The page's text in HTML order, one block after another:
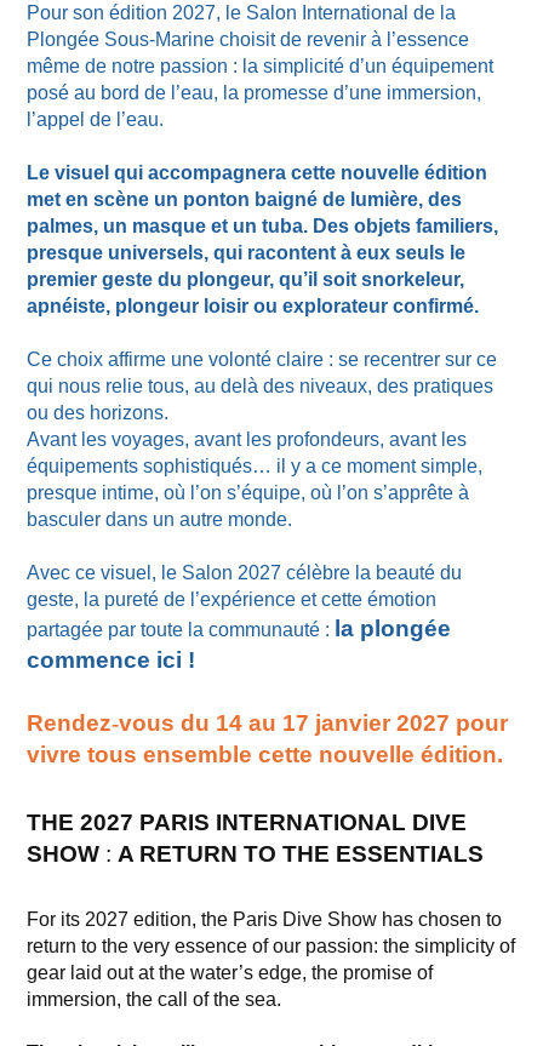
Pour son édition 2027, le Salon International de la
Plongée Sous-Marine choisit de revenir à l’essence
même de notre passion : la simplicité d’un équipement
posé au bord de l’eau, la promesse d’une immersion,
l’appel de l’eau.
Le visuel qui accompagnera cette nouvelle édition
met en scène un ponton baigné de lumière, des
palmes, un masque et un tuba. Des objets familiers,
presque universels, qui racontent à eux seuls le
premier geste du plongeur, qu’il soit snorkeleur,
apnéiste, plongeur loisir ou explorateur confirmé.
Ce choix affirme une volonté claire : se recentrer sur ce
qui nous relie tous, au delà des niveaux, des pratiques
ou des horizons.
Avant les voyages, avant les profondeurs, avant les
équipements sophistiqués… il y a ce moment simple,
presque intime, où l’on s’équipe, où l’on s’apprête à
basculer dans un autre monde.
Avec ce visuel, le Salon 2027 célèbre la beauté du
geste, la pureté de l’expérience et cette émotion
partagée par toute la communauté : la plongée
commence ici !
Rendez‑vous du 14 au 17 janvier 2027 pour
vivre tous ensemble cette nouvelle édition.
THE 2027 PARIS INTERNATIONAL DIVE
SHOW : A RETURN TO THE ESSENTIALS
For its 2027 edition, the Paris Dive Show has chosen to
return to the very essence of our passion: the simplicity of
gear laid out at the water’s edge, the promise of
immersion, the call of the sea.